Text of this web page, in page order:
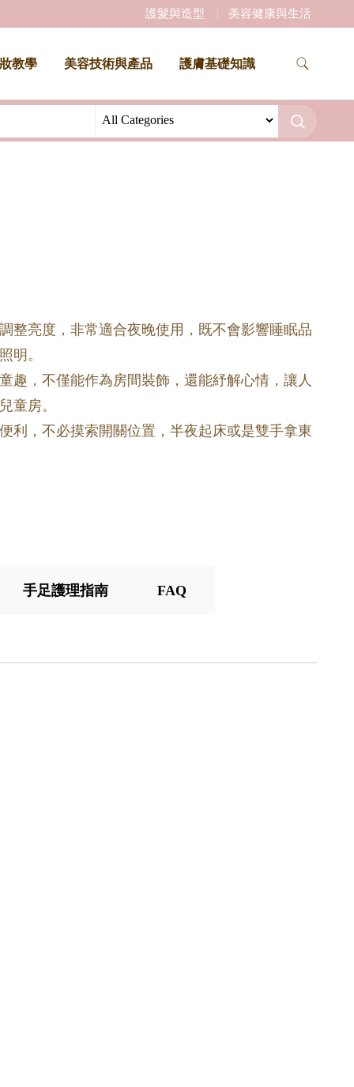
護髮與造型 美容健康與生活
教學 美容技術與產品 護膚基礎知識
整亮度，非常適合夜晚使用，既不會影響睡眠品
明。
趣，不僅能作為房間裝飾，還能紓解心情，讓人
童房。
利，不必摸索開關位置，半夜起床或是雙手拿東
手足護理指南 FAQ